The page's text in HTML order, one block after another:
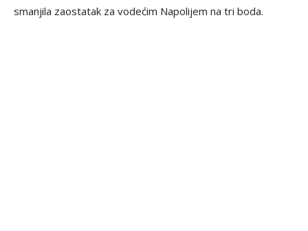
smanjila zaostatak za vodećim Napolijem na tri boda.